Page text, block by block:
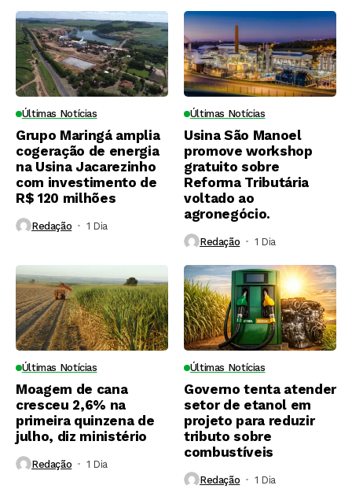
Últimas Notícias
Grupo Maringá amplia
cogeração de energia
na Usina Jacarezinho
com investimento de
R$ 120 milhões
Redação 1 Dia ⁮
Últimas Notícias
Usina São Manoel
promove workshop
gratuito sobre
Reforma Tributária
voltado ao
agronegócio.
Redação 1 Dia ⁮
Últimas Notícias
Moagem de cana
cresceu 2,6% na
primeira quinzena de
julho, diz ministério
Redação 1 Dia ⁮
Últimas Notícias
Governo tenta atender
setor de etanol em
projeto para reduzir
tributo sobre
combustíveis
Redação 1 Dia ⁮